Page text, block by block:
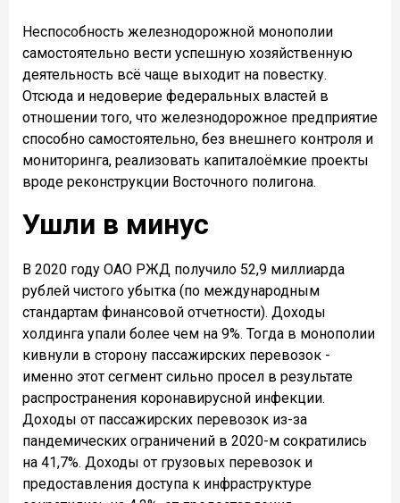
Неспособность железнодорожной монополии
самостоятельно вести успешную хозяйственную
деятельность всё чаще выходит на повестку.
Отсюда и недоверие федеральных властей в
отношении того, что железнодорожное предприятие
способно самостоятельно, без внешнего контроля и
мониторинга, реализовать капиталоёмкие проекты
вроде реконструкции Восточного полигона.
Ушли в минус
В 2020 году ОАО РЖД получило 52,9 миллиарда
рублей чистого убытка (по международным
стандартам финансовой отчетности). Доходы
холдинга упали более чем на 9%. Тогда в монополии
кивнули в сторону пассажирских перевозок -
именно этот сегмент сильно просел в результате
распространения коронавирусной инфекции.
Доходы от пассажирских перевозок из-за
пандемических ограничений в 2020-м сократились
на 41,7%. Доходы от грузовых перевозок и
предоставления доступа к инфраструктуре